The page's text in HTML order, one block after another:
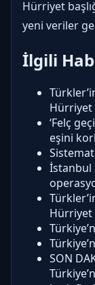
Hürriyet
yeni veriler
İlgili
Hürriyet
‘Felç
eşini
İstanbul
Hürriyet
SON